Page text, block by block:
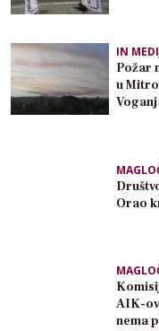
IN
Požar
u
Orao
AIK-
nema